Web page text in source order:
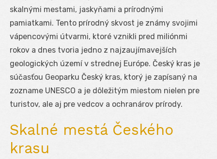
skalnými mestami, jaskyňami a prírodnými
pamiatkami. Tento prírodný skvost je známy svojimi
vápencovými útvarmi, ktoré vznikli pred miliónmi
rokov a dnes tvoria jedno z najzaujímavejších
geologických území v strednej Európe. Český kras je
súčasťou Geoparku Český kras, ktorý je zapísaný na
zozname UNESCO a je dôležitým miestom nielen pre
turistov, ale aj pre vedcov a ochranárov prírody.
Skalné mestá Českého
krasu